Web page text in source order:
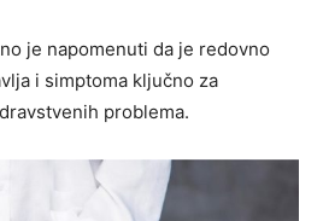
je napomenuti da je redovno
i simptoma ključno za
problema.